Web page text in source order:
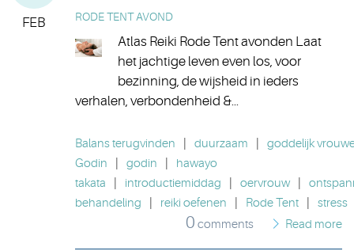
FEB RODE TENT AVOND
Atlas Reiki Rode Tent avonden Laat
het jachtige leven even los, voor
bezinning, de wijsheid in ieders
verhalen, verbondenheid &...
Balans terugvinden duurzaam
goddelijk
Godin
godin
hawayo
takata
introductiemiddag oervrouw
behandeling
reiki oefenen Rode Tent stress
0 comments Read more